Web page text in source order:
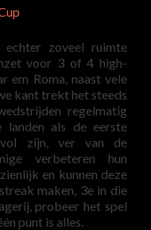
echter zoveel ruimte
voor 3 of 4 high-
em Roma, naast vele
kant trekt het steeds
regelmatig
landen als de eerste
zijn, ver van de
verbeteren hun
en kunnen deze
maken, 3e in die
probeer het spel
punt is alles.